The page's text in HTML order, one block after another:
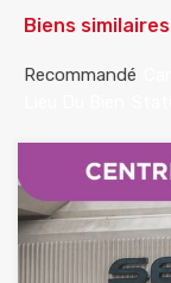
Biens similaires
Recommandé